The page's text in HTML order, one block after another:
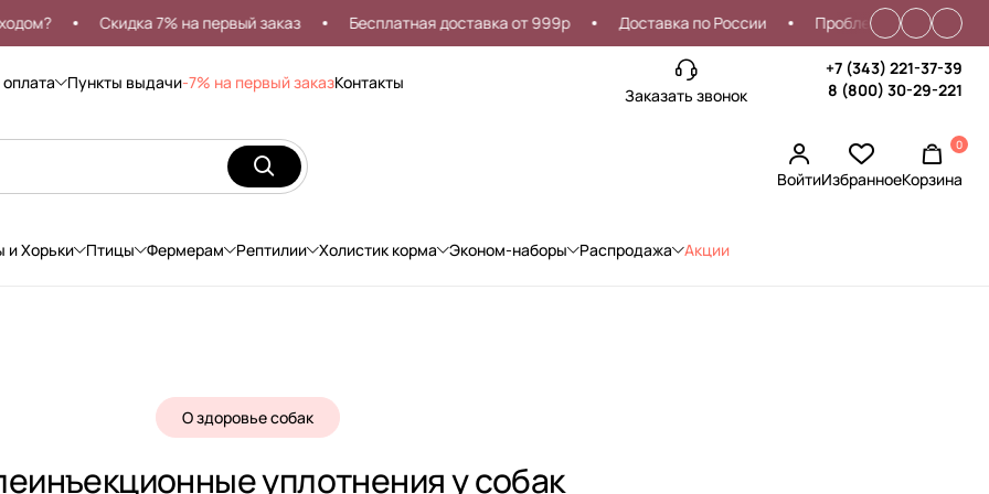
Скидка 7% на первый заказ Бесплатная доставка от 999р Доставка по России Проблемы со входом?
Пункты выдачи-7% на первый заказКонтакты
Заказать звонок
+7 (343) 221-37-39
8 (800) 30-29-221
ВойтиИзбранное
0
Корзина
и Хорьки Птицы Фермерам Рептилии Холистик корма Эконом-наборы Распродажа Акции
О здоровье собак
уплотнения у собак